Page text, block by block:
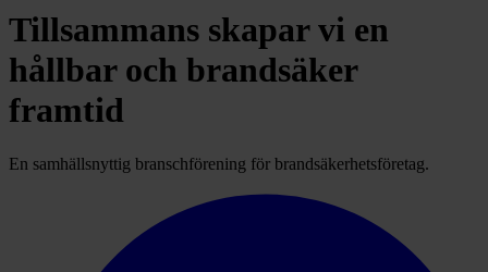
Tillsammans skapar vi en
hållbar och brandsäker
framtid
En samhällsnyttig branschförening för brandsäkerhetsföretag.